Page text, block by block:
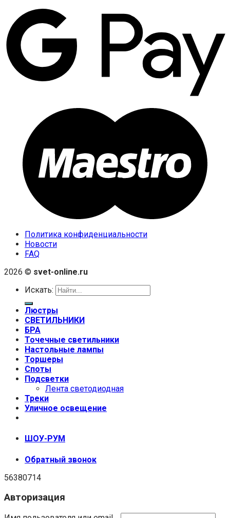
Политика конфиденциальности
Новости
FAQ
2026 © svet-online.ru
Искать:
Люстры
СВЕТИЛЬНИКИ
БРА
Точечные светильники
Настольные лампы
Торшеры
Споты
Подсветки
Лента светодиодная
Треки
Уличное освещение
ШОУ-РУМ
Обратный звонок
56380714
Авторизация